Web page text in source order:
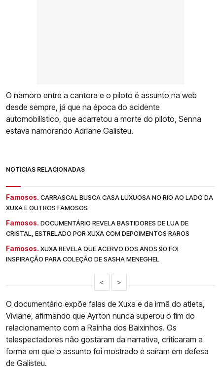
O namoro entre a cantora e o piloto é assunto na web
desde sempre, já que na época do acidente
automobilístico, que acarretou a morte do piloto, Senna
estava namorando Adriane Galisteu.
NOTÍCIAS RELACIONADAS
Famosos. CARRASCAL BUSCA CASA LUXUOSA NO RIO AO LADO DA
XUXA E OUTROS FAMOSOS
Famosos. DOCUMENTÁRIO REVELA BASTIDORES DE LUA DE
CRISTAL, ESTRELADO POR XUXA COM DEPOIMENTOS RAROS
Famosos. XUXA REVELA QUE ACERVO DOS ANOS 90 FOI
INSPIRAÇÃO PARA COLEÇÃO DE SASHA MENEGHEL
< >
O documentário expõe falas de Xuxa e da irmã do atleta,
Viviane, afirmando que Ayrton nunca superou o fim do
relacionamento com a Rainha dos Baixinhos. Os
telespectadores não gostaram da narrativa, criticaram a
forma em que o assunto foi mostrado e saíram em defesa
de Galisteu.